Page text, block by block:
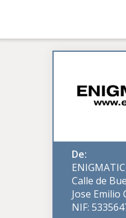
De:
Calle de
Jose
NIF: